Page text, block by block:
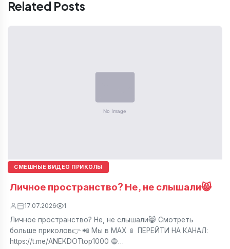
Related Posts
СМЕШНЫЕ ВИДЕО ПРИКОЛЫ
Личное пространство? Не, не слышали😸
17.07.2026 1
Личное пространство? Не, не слышали😸 Смотреть
больше приколов👉 📲 Мы в МАХ 📱 ПЕРЕЙТИ НА КАНАЛ:
https://t.me/ANEKDOTtop1000 🔵…